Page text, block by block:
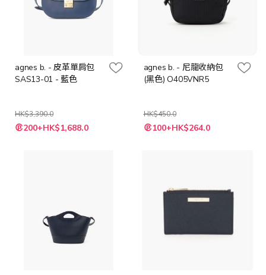
agnes b. - 皮革單肩包
SAS13-01 - 藍色
HK$3,390.0
特
殊 200+HK$1,688.0
agnes b. - 尼龍收納包
(黑色) O405VNR5
HK$450.0
特
殊 100+HK$264.0